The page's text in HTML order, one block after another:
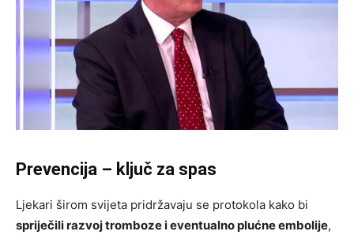
Prevencija – ključ za spas
Ljekari širom svijeta pridržavaju se protokola kako bi
spriječili razvoj tromboze i eventualno plućne embolije,